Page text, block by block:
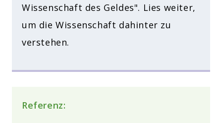
Wissenschaft des Geldes". Lies weiter,
um die Wissenschaft dahinter zu
verstehen.
Referenz: